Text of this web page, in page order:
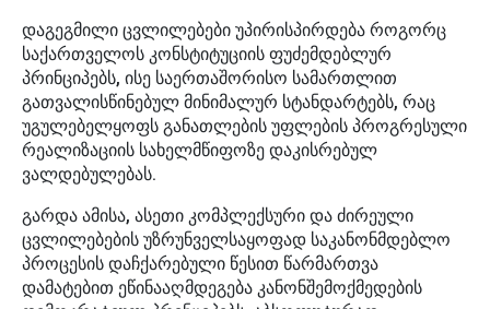
დაგეგმილი ცვლილებები უპირისპირდება როგორც
საქართველოს კონსტიტუციის ფუძემდებლურ
პრინციპებს, ისე საერთაშორისო სამართლით
გათვალისწინებულ მინიმალურ სტანდარტებს, რაც
უგულებელყოფს განათლების უფლების პროგრესული
რეალიზაციის სახელმწიფოზე დაკისრებულ
ვალდებულებას.
გარდა ამისა, ასეთი კომპლექსური და ძირეული
ცვლილებების უზრუნველსაყოფად საკანონმდებლო
პროცესის დაჩქარებული წესით წარმართვა
დამატებით ეწინააღმდეგება კანონშემოქმედების